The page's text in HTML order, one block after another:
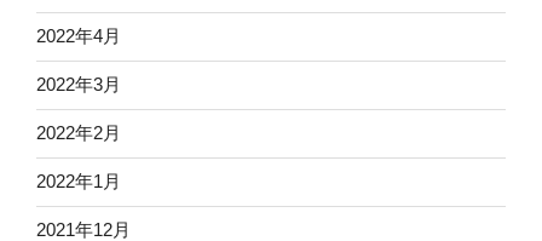
2022年4月
2022年3月
2022年2月
2022年1月
2021年12月